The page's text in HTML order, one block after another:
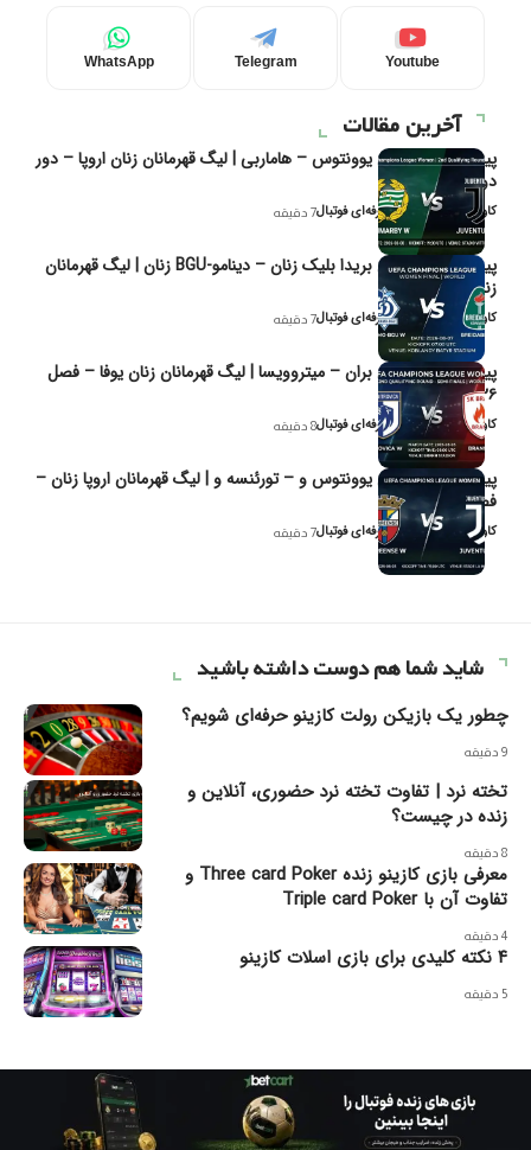
Youtube
Telegram
WhatsApp
آخرین مقالات
پیش‌بینی و تحلیل یوونتوس – هاماربی | لیگ قهرمانان زنان اروپا – دور
دوم مرحله
کاوه نیک‌فر، تحلیل‌گر حرفه‌ای فوتبال7 دقیقه
پیش‌بینی و تحلیل بریدا بلیک زنان – دینامو-BGU زنان | لیگ قهرمانان
زنان یوفا
کاوه نیک‌فر، تحلیل‌گر حرفه‌ای فوتبال7 دقیقه
پیش‌بینی و تحلیل بران – میتروویسا | لیگ قهرمانان زنان یوفا – فصل
۲۰۲۶
کاوه نیک‌فر، تحلیل‌گر حرفه‌ای فوتبال8 دقیقه
پیش‌بینی و تحلیل یوونتوس و – تورئنسه و | لیگ قهرمانان اروپا زنان –
فصل ۲۰۲۶
کاوه نیک‌فر، تحلیل‌گر حرفه‌ای فوتبال7 دقیقه
شاید شما هم دوست داشته باشید
چطور یک بازیکن رولت کازینو حرفه‌ای شویم؟
9 دقیقه
تخته نرد | تفاوت تخته نرد حضوری، آنلاین و
زنده در چیست؟
8 دقیقه
معرفی بازی کازینو زنده Three card Poker و
تفاوت آن با Triple card Poker
4 دقیقه
۴ نکته کلیدی برای بازی اسلات کازینو
5 دقیقه